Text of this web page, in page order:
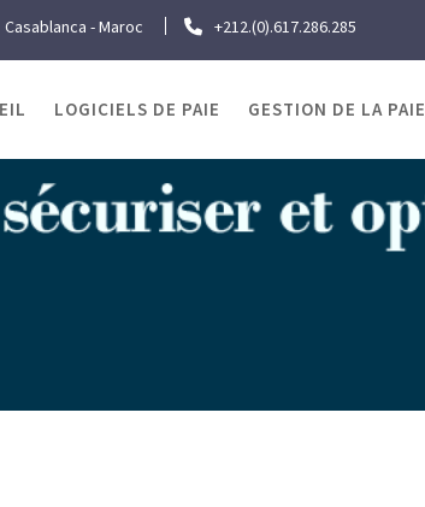
Casablanca - Maroc +212.(0).617.286.285
LOGICIELS DE PAIE GESTION DE LA PAIE